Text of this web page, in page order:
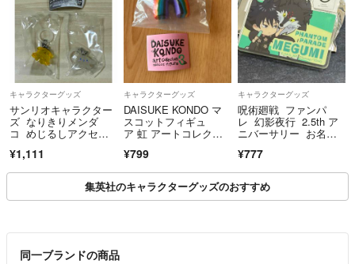
キャラクターグッズ
サンリオキャラクター
ズ なりきりメンダ
コ めじるしアクセサ
ン シナモロール バン
ダイ ガチャ
¥1,111
キャラクターグッズ
DAISUKE KONDO マ
スコットフィギュ
ア 虹 アートコレクシ
ョン ダイスケコンド
ウ ガチャガチャ 虹
¥799
キャラクターグッズ
呪術廻戦 ファンパ
レ 幻影夜行 2.5th ア
ニバーサリー お名前
¥777
集英社のキャラクターグッズのおすすめ
同一ブランドの商品